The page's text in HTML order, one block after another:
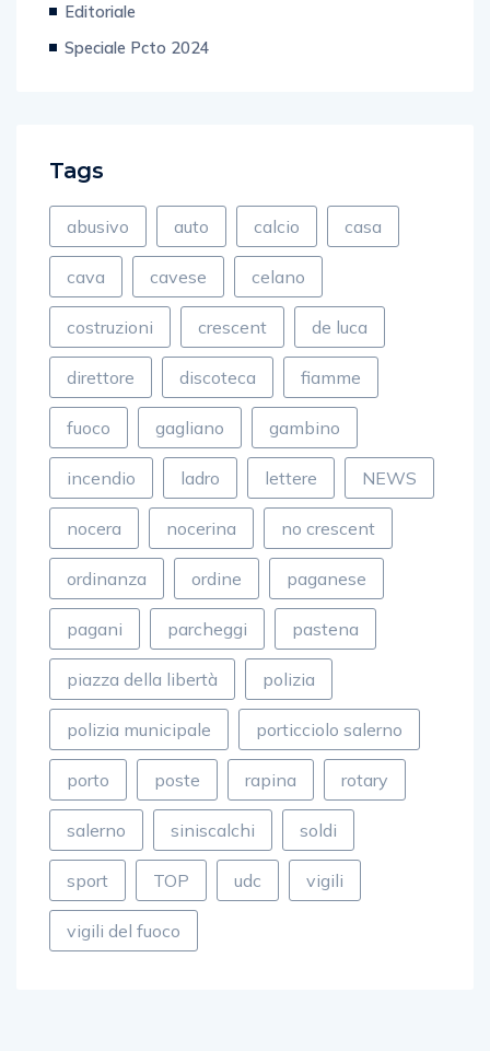
Editoriale
Speciale Pcto 2024
Tags
abusivo auto calcio casa
cava cavese celano
costruzioni crescent de luca
direttore discoteca fiamme
fuoco gagliano gambino
incendio ladro lettere NEWS
nocera nocerina no crescent
ordinanza ordine paganese
pagani parcheggi pastena
piazza della libertà polizia
polizia municipale porticciolo salerno
porto poste rapina rotary
salerno siniscalchi soldi
sport TOP udc vigili
vigili del fuoco